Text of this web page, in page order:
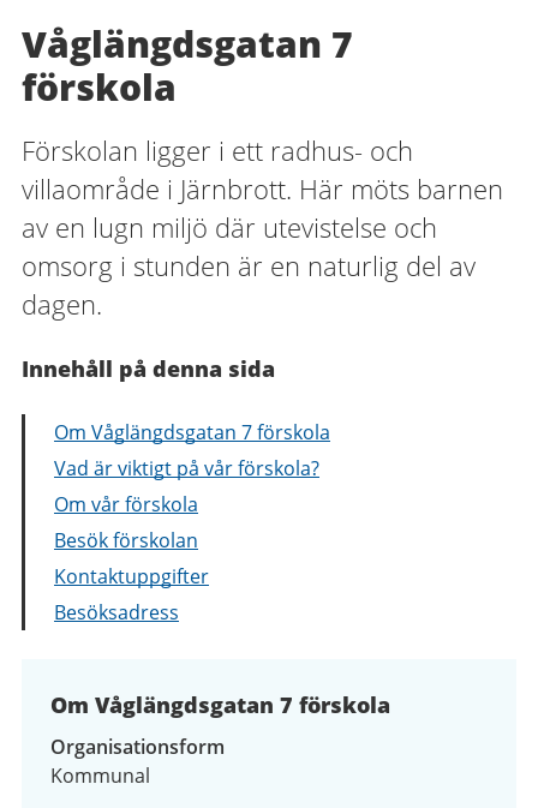
Våglängdsgatan 7
förskola
Förskolan ligger i ett radhus- och
villaområde i Järnbrott. Här möts barnen
av en lugn miljö där utevistelse och
omsorg i stunden är en naturlig del av
dagen.
Innehåll på denna sida
Om Våglängdsgatan 7 förskola
Vad är viktigt på vår förskola?
Om vår förskola
Besök förskolan
Kontaktuppgifter
Besöksadress
Om Våglängdsgatan 7 förskola
Organisationsform
Kommunal